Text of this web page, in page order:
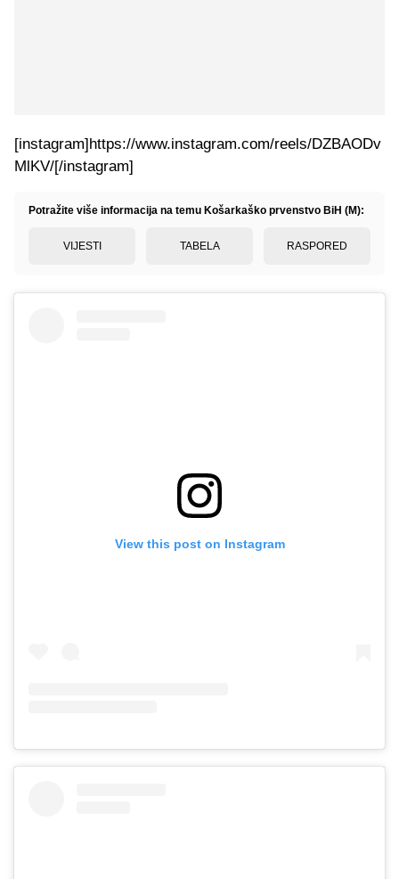
[instagram]https://www.instagram.com/reels/DZBAODv
MlKV/[/instagram]
Potražite više informacija na temu Košarkaško prvenstvo BiH (M):
VIJESTI TABELA RASPORED
View this post on Instagram